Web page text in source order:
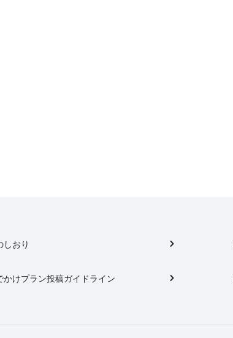
しおり
かけプラン投稿ガイドライン